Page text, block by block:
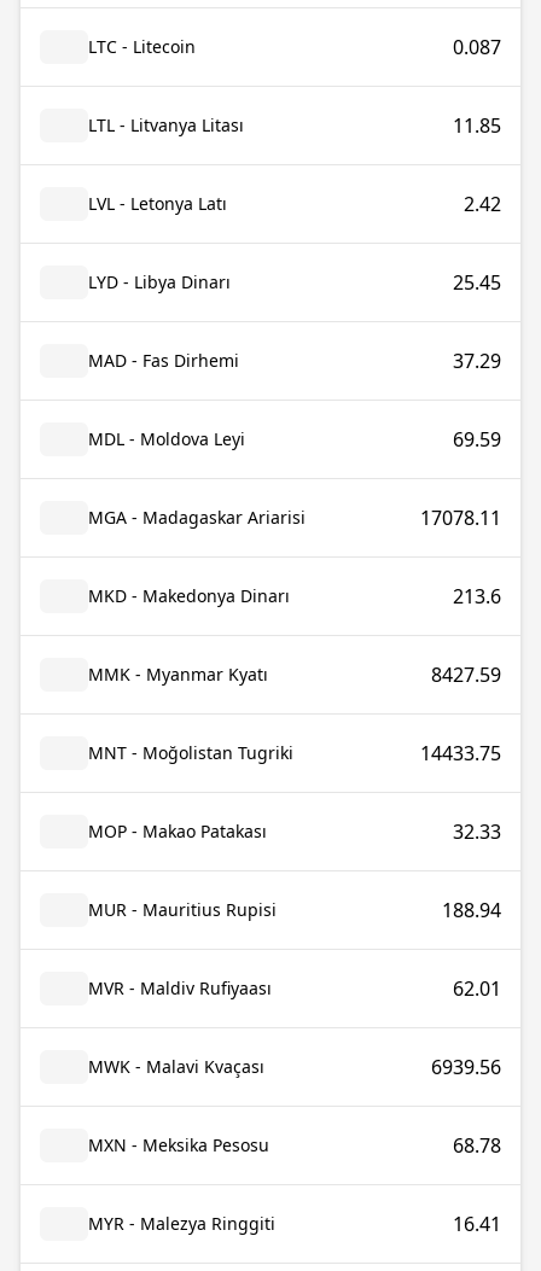
LTC - Litecoin 0.087
LTL - Litvanya Litası 11.85
LVL - Letonya Latı 2.42
LYD - Libya Dinarı 25.45
MAD - Fas Dirhemi 37.29
MDL - Moldova Leyi 69.59
MGA - Madagaskar Ariarisi 17078.11
MKD - Makedonya Dinarı 213.6
MMK - Myanmar Kyatı 8427.59
MNT - Moğolistan Tugriki 14433.75
MOP - Makao Patakası 32.33
MUR - Mauritius Rupisi 188.94
MVR - Maldiv Rufiyaası 62.01
MWK - Malavi Kvaçası 6939.56
MXN - Meksika Pesosu 68.78
MYR - Malezya Ringgiti 16.41